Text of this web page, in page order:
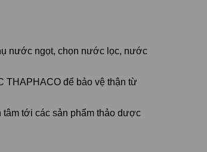
nước ngọt, chọn nước lọc, nước
THAPHACO để bảo vệ thận từ
tới các sản phẩm thảo dược